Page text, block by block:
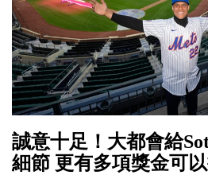
誠意十足！大都會給
細節 更有多項獎金可